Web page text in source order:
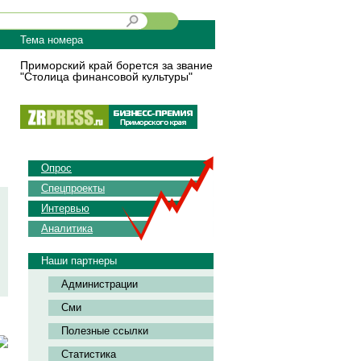
Тема номера
Приморский край борется за звание
"Столица финансовой культуры"
Опрос
Спецпроекты
Интервью
Аналитика
Наши партнеры
Администрации
Сми
Полезные ссылки
Статистика